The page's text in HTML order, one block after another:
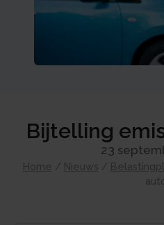
Bijtelling
23
Home / Nieuws /